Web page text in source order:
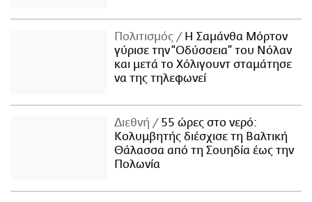
Πολιτισμός
Η Σαμάνθα Μόρτον
γύρισε την “Οδύσσεια” του Νόλαν
και μετά το Χόλιγουντ σταμάτησε
να της τηλεφωνεί
Διεθνή
55 ώρες στο νερό:
Κολυμβητής διέσχισε τη Βαλτική
Θάλασσα από τη Σουηδία έως την
Πολωνία